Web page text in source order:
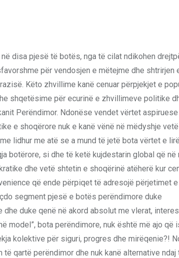
disa pjesë të botës, nga të cilat ndikohen
për vendosjen e mëtejme dhe shtrirjen
Këto zhvillime kanë cenuar përpjekjet e
shqetësime për ecurinë e zhvillimeve politike
Perëndimor. Ndonëse vendet vërtet
e shoqërore nuk e kanë vënë në mëdyshje
lidhur me atë se a mund të jetë bota vërtet e
botërore, si dhe të ketë kujdestarin global që në
dhe vetë shtetin e shoqërinë atëherë kur
që ende përpiqet të adresojë përjetimet
segment pjesë e botës perëndimore duke
duke qenë në akord absolut me vlerat,
model”, bota perëndimore, nuk është më ajo që
kolektive për siguri, progres dhe mirëqenie?!
qartë perëndimor dhe nuk kanë alternative ndaj